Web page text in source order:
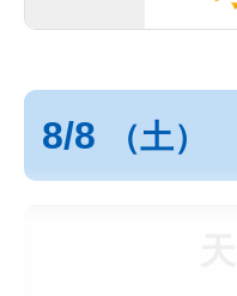
8/8 （土）